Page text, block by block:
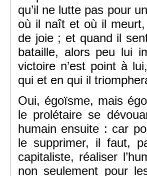
qu’il ne lutte pas pour
où il naît et où il
de joie ; et quand il
bataille, alors peu lui
victoire n’est point à
qui et en qui il
Oui, égoïsme, mais
le prolétaire se
humain ensuite : car
le supprimer, il faut,
capitaliste, réaliser
non seulement pour